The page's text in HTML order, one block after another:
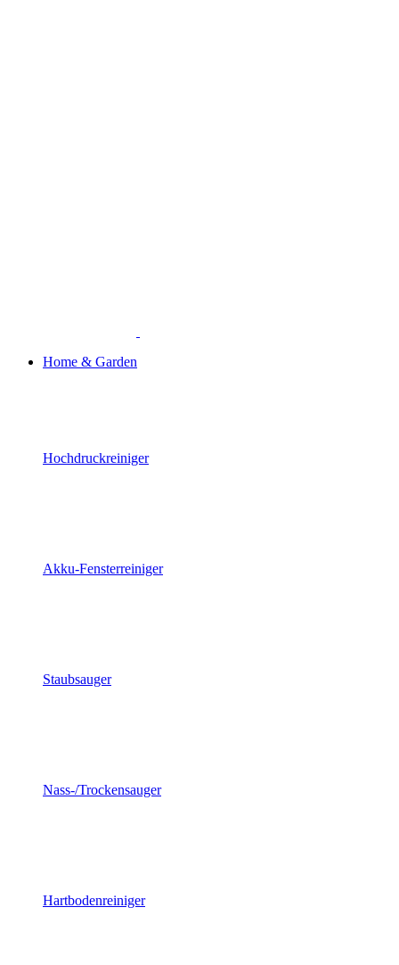
Home & Garden
Hochdruckreiniger
Akku-Fensterreiniger
Staubsauger
Nass-/Trockensauger
Hartbodenreiniger